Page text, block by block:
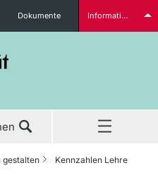
Dokumente Informationen für...
gestalten Kennzahlen Lehre